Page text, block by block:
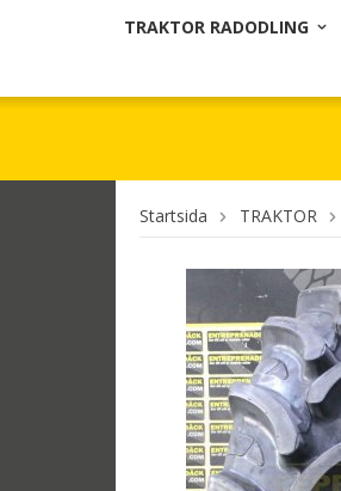
TRAKTOR RADODLING
Startsida TRAKTOR